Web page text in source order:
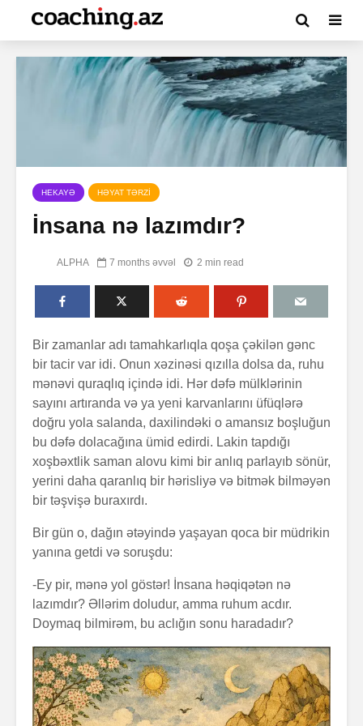
HEKAYƏ HƏYAT TƏRZİ
İnsana nə lazımdır?
ALPHA 7 months əvvəl 2 min read
Bir zamanlar adı tamahkarlıqla qoşa çəkilən gənc
bir tacir var idi. Onun xəzinəsi qızılla dolsa da, ruhu
mənəvi quraqlıq içində idi. Hər dəfə mülklərinin
sayını artıranda və ya yeni karvanlarını üfüqlərə
doğru yola salanda, daxilindəki o amansız boşluğun
bu dəfə dolacağına ümid edirdi. Lakin tapdığı
xoşbəxtlik saman alovu kimi bir anlıq parlayıb sönür,
yerini daha qaranlıq bir hərisliyə və bitmək bilməyən
bir təşvişə buraxırdı.
Bir gün o, dağın ətəyində yaşayan qoca bir müdrikin
yanına getdi və soruşdu:
-Ey pir, mənə yol göstər! İnsana həqiqətən nə
lazımdır? Əllərim doludur, amma ruhum acdır.
Doymaq bilmirəm, bu aclığın sonu haradadır?
onun fərdi
psixologiya
anlayışı
“Ulduzlu gecə”
necə yarandı?
Özünüdərketmə
nədir və necə
formalaşdırılır?
nədir?
Avraam
məktubu